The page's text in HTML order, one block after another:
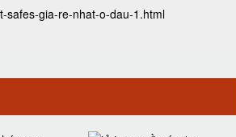
safes-gia-re-nhat-o-dau-1.html